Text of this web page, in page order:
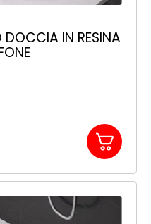
DOCCIA IN RESINA